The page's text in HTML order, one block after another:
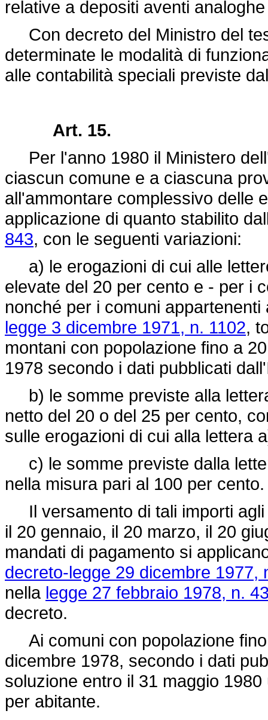
relative a depositi aventi
Con decreto del Ministro del
determinate le modalità di
alle contabilità speciali previste
Art. 15.
Per l'anno 1980 il Ministero
ciascun comune e a ciascuna
all'ammontare complessivo delle
applicazione di quanto stabilito
843, con le seguenti variazioni:
a) le erogazioni di cui alle
elevate del 20 per cento e - per i
nonché per i comuni
legge 3 dicembre 1971, n. 1102,
montani con popolazione fino a
1978 secondo i dati pubblicati
b) le somme previste alla
netto del 20 o del 25 per cento,
sulle erogazioni di cui alla lettera
c) le somme previste dalla
nella misura pari al 100 per cento.
Il versamento di tali importi agli
il 20 gennaio, il 20 marzo, il 20
mandati di pagamento si
decreto-legge 29 dicembre 1977,
nella legge 27 febbraio 1978, n.
decreto.
Ai comuni con popolazione
dicembre 1978, secondo i dati
soluzione entro il 31 maggio
per abitante.